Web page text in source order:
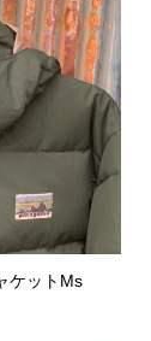
ケットMs